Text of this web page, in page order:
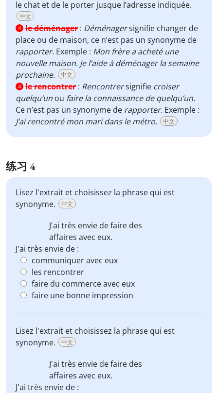
le chat et de le porter jusque l’adresse indiquée.
中文
4 le déménager : Déménagersignifie changer de
place ou de maison, ce n’est pas un synonyme de
rapporter. Exemple : Mon frère a acheté une
nouvelle maison. Je l’aide à déménager la semaine
prochaine.
中文
4 le rencontrer : Rencontrersignifie croiser
quelqu’un ou faire la connaissance de quelqu’un.
Ce n’est pas un synonyme de rapporter. Exemple :
J’ai rencontré mon mari dans le métro. 中文
练习 4
Lisez l'extrait et choisissez la phrase qui est
synonyme.
中文
J'ai très envie defaire des
affaires avec eux.
J'ai très envie de :
communiquer avec eux
les rencontrer
faire du commerce avec eux
faire une bonne impression
Lisez l'extrait et choisissez la phrase qui est
synonyme.
中文
J'ai très envie defaire des
affaires avec eux.
J'ai très envie de :